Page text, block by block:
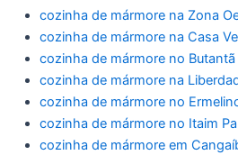
cozinha de mármore na Zona
cozinha de mármore na Casa
cozinha de mármore no Butantã
cozinha de mármore na
cozinha de mármore no
cozinha de mármore no Itaim
cozinha de mármore em